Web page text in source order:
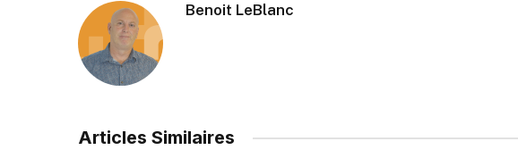
Benoit LeBlanc
Articles Similaires